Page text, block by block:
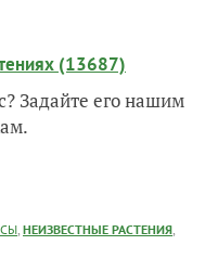
(13687)
Задайте его нашим
, НЕИЗВЕСТНЫЕ РАСТЕНИЯ,